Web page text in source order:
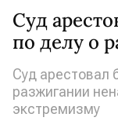
Суд
по делу о
Суд арестовал
разжигании
экстремизму